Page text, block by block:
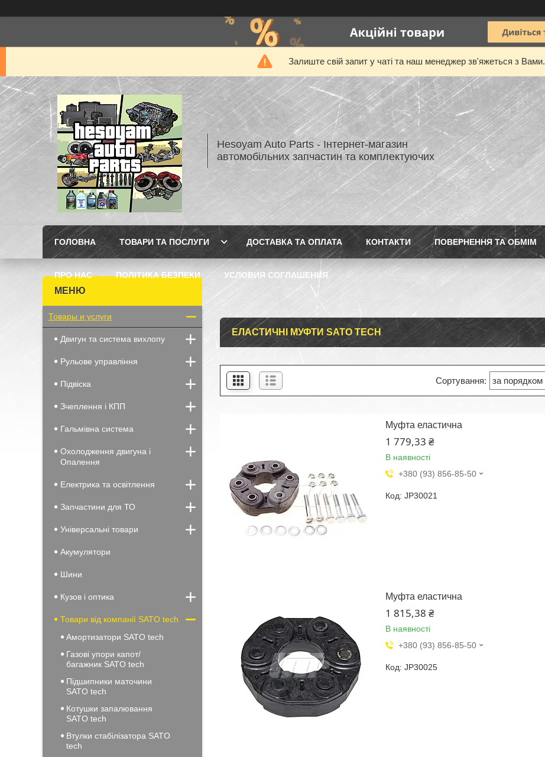
Залиште свій запит у чаті та наш менеджер зв'яжеться з Вами.
Hesoyam Auto Parts - Інтернет-магазин
автомобільних запчастин та комплектуючих
ГОЛОВНА ТОВАРИ ТА ПОСЛУГИ ДОСТАВКА ТА ОПЛАТА КОНТАКТИ ПОВЕРНЕННЯ ТА ОБМІМ
ПРО НАС ПОЛІТИКА БЕЗПЕКИ УСЛОВИЯ СОГЛАШЕНИЯ
ЕЛАСТИЧНІ МУФТИ SATO TECH
Муфта еластична
1 779,33 ₴
В наявності
+380 (93) 856-85-50
JP30021
Муфта еластична
1 815,38 ₴
В наявності
+380 (93) 856-85-50
JP30025
Товары и услуги
Двигун та система вихлопу
Рульове управління
Підвіска
Зчеплення і КПП
Гальмівна система
Охолодження двигуна і
Опалення
Електрика та освітлення
Запчастини для ТО
Універсальні товари
Акумулятори
Шини
Кузов і оптика
Товари від компанії SATO tech
Амортизатори SATO tech
Газові упори капот/
багажник SATO tech
Підшипники маточини
SATO tech
Котушки запалювання
SATO tech
Втулки стабілізатора SATO
tech